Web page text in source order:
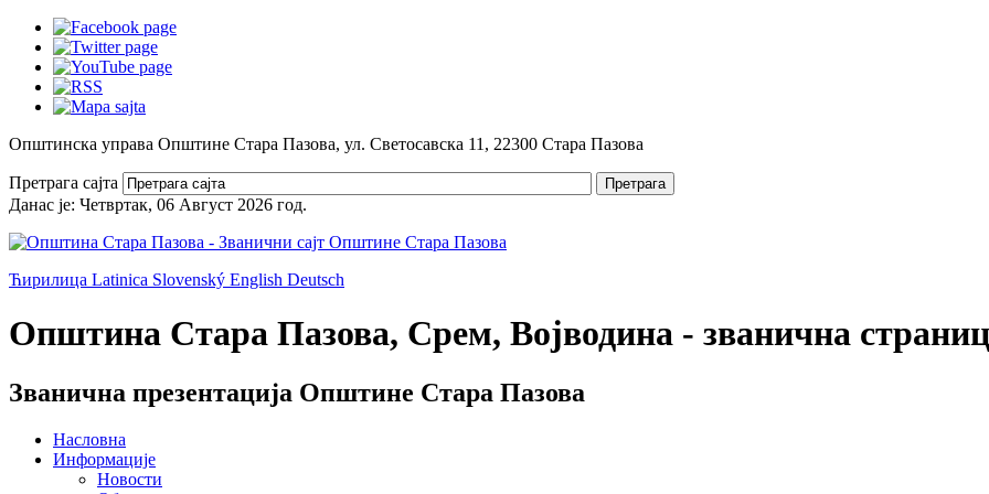
Општинска управа Општине Стара Пазова, ул. Светосавска 11, 22300 Стара Пазова
Претрага сајта Претрага
Данас је: Четвртак, 06 Август 2026 год.
Ћирилица Latinica Slovenský English Deutsch
Општина Стара Пазова, Срем, Војводина - званична
Званична презентација Општине Стара Пазова
Насловна
Информације
Новости